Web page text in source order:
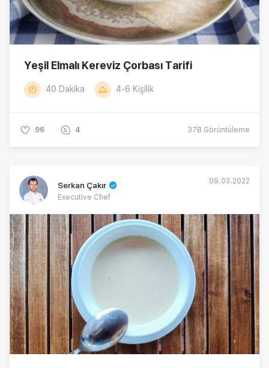
Yeşil Elmalı Kereviz Çorbası Tarifi
40 Dakika 4-6 Kişilik
96 4 37B Görüntüleme
Serkan Çakır
Executive Chef
09.03.2022